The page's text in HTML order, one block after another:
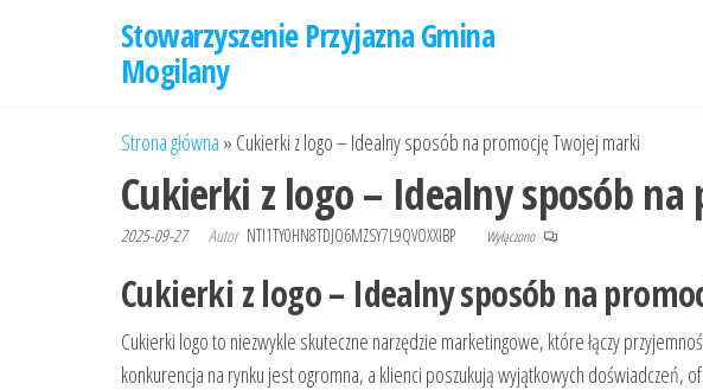
Stowarzyszenie Przyjazna Gmina
Mogilany
Strona główna » Cukierki z logo – Idealny sposób na promocję Twojej marki
Cukierki z logo – Idealny sposób
2025-09-27 Autor NTI1TY0HN8TDJO6MZSY7L9QVOXXIBP Wyłączono
Cukierki z logo – Idealny sposób na
Cukierki logo to niezwykle skuteczne narzędzie marketingowe, które łączy
konkurencja na rynku jest ogromna, a klienci poszukują wyjątkowych doświadczeń,